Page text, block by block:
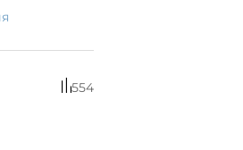
554